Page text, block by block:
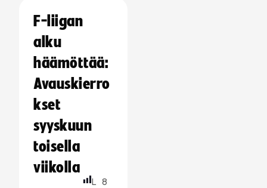
F-liigan
alku
häämöttää:
Avauskierro
kset
syyskuun
toisella
viikolla
L 8